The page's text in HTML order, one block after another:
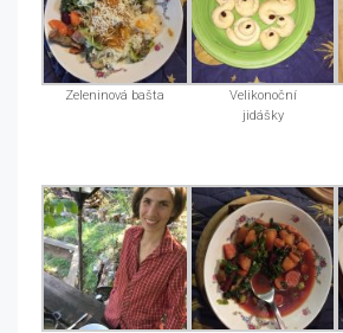
Zeleninová bašta
Velikonoční
jidášky